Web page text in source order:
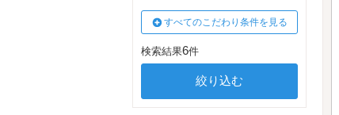
すべてのこだわり条件を見る
検索結果6件